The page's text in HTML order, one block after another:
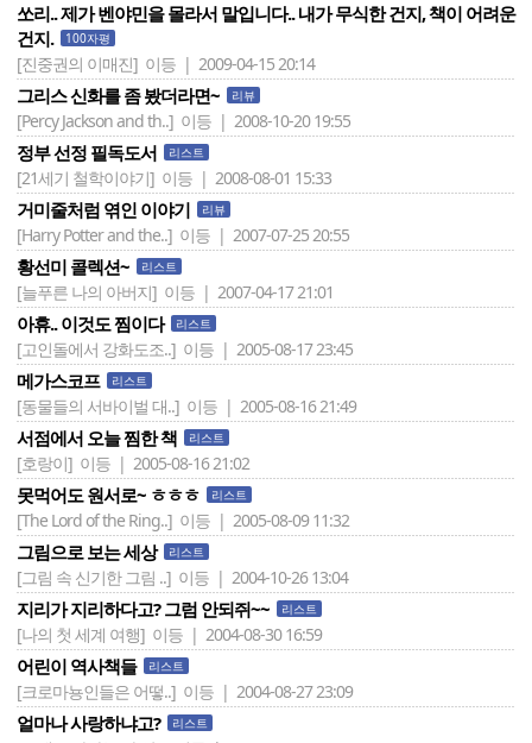
쏘리.. 제가 벤야민을 몰라서 말입니다.. 내가 무식한 건지, 책이 어려운
건지.
100자평
[진중권의 이매진] 이등 | 2009-04-15 20:14
그리스 신화를 좀 봤더라면~ 리뷰
[Percy Jackson and th..] 이등 | 2008-10-20 19:55
정부 선정 필독도서 리스트
[21세기 철학이야기] 이등 | 2008-08-01 15:33
거미줄처럼 엮인 이야기 리뷰
[Harry Potter and the..] 이등 | 2007-07-25 20:55
황선미 콜렉션~ 리스트
[늘푸른 나의 아버지] 이등 | 2007-04-17 21:01
아휴.. 이것도 찜이다 리스트
[고인돌에서 강화도조..] 이등 | 2005-08-17 23:45
메가스코프 리스트
[동물들의 서바이벌 대..] 이등 | 2005-08-16 21:49
서점에서 오늘 찜한 책 리스트
[호랑이] 이등 | 2005-08-16 21:02
못먹어도 원서로~ ㅎㅎㅎ 리스트
[The Lord of the Ring..] 이등 | 2005-08-09 11:32
그림으로 보는 세상 리스트
[그림 속 신기한 그림 ..] 이등 | 2004-10-26 13:04
지리가 지리하다고? 그럼 안되쥐~~ 리스트
[나의 첫 세계 여행] 이등 | 2004-08-30 16:59
어린이 역사책들 리스트
[크로마뇽인들은 어떻..] 이등 | 2004-08-27 23:09
얼마나 사랑하냐고? 리스트